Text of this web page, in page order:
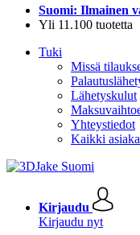
Suomi: Ilmainen
Yli 11.100 tuotetta
Tuki
Missä
Lähetyskulut
Yhteystiedot
Kaikki
Kirjaudu
Kirjaudu nyt